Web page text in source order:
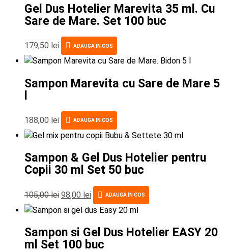
Gel Dus Hotelier Marevita 35 ml. Cu
Sare de Mare. Set 100 buc
179,50 lei ADAUGA IN COS
Sampon Marevita cu Sare de Mare 5
l
188,00 lei ADAUGA IN COS
Sampon & Gel Dus Hotelier pentru
Copii 30 ml Set 50 buc
105,00lei 98,00 lei ADAUGA IN COS
Sampon si Gel Dus Hotelier EASY 20
ml Set 100 buc